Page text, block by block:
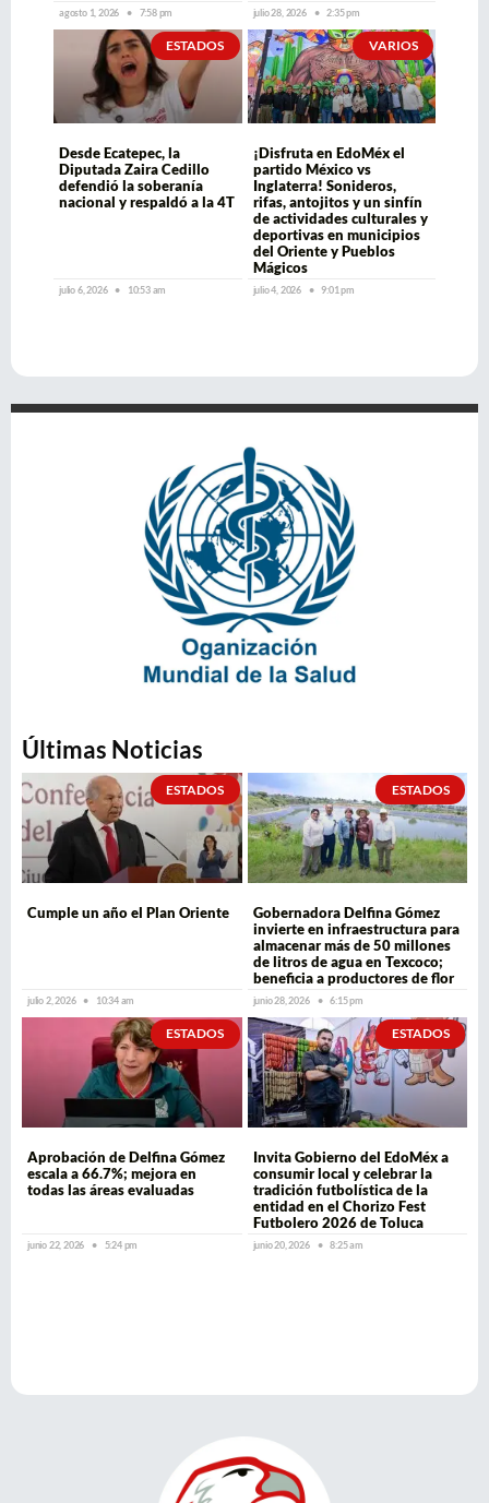
agosto 1, 2026 7:58 pm julio 28, 2026 2:35 pm
ESTADOS
Desde Ecatepec, la
Diputada Zaira Cedillo
defendió la soberanía
nacional y respaldó a la 4T
julio 6, 2026 10:53 am
VARIOS
¡Disfruta en EdoMéx el
partido México vs
Inglaterra! Sonideros,
rifas, antojitos y un sinfín
de actividades culturales y
deportivas en municipios
del Oriente y Pueblos
Mágicos
julio 4, 2026 9:01 pm
Últimas Noticias
ESTADOS
Cumple un año el Plan Oriente
julio 2, 2026 10:34 am
ESTADOS
Gobernadora Delfina Gómez
invierte en infraestructura para
almacenar más de 50 millones
de litros de agua en Texcoco;
beneficia a productores de flor
junio 28, 2026 6:15 pm
ESTADOS
Aprobación de Delfina Gómez
escala a 66.7%; mejora en
todas las áreas evaluadas
junio 22, 2026 5:24 pm
ESTADOS
Invita Gobierno del EdoMéx a
consumir local y celebrar la
tradición futbolística de la
entidad en el Chorizo Fest
Futbolero 2026 de Toluca
junio 20, 2026 8:25 am